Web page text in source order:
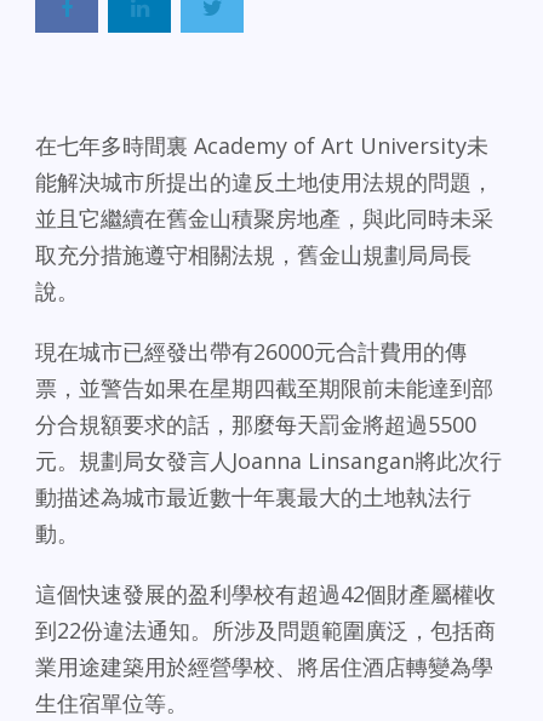
在七年多時間裏 Academy of Art University未
能解決城市所提出的違反土地使用法規的問題 ，
並且它繼續在舊金山積聚房地產，與此同時未采
取充分措施遵守相關法規，舊金山規劃局局長
說。
現在城市已經發出帶有26000元合計費用的傳
票，並警告如果在星期四截至期限前未能達到部
分合規額要求的話，那麼每天罰金將超過5500
元。規劃局女發言人Joanna Linsangan將此次行
動描述為城市最近數十年裏最大的土地執法行
動。
這個快速發展的盈利學校有超過42個財產屬權收
到22份違法通知。所涉及問題範圍廣泛，包括商
業用途建築用於經營學校、將居住酒店轉變為學
生住宿單位等。